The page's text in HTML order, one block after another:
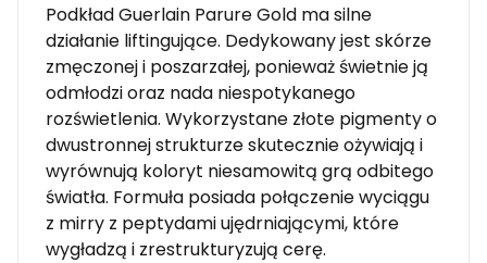
Podkład Guerlain Parure Gold ma silne
działanie liftingujące. Dedykowany jest skórze
zmęczonej i poszarzałej, ponieważ świetnie ją
odmłodzi oraz nada niespotykanego
rozświetlenia. Wykorzystane złote pigmenty o
dwustronnej strukturze skutecznie ożywiają i
wyrównują koloryt niesamowitą grą odbitego
światła. Formuła posiada połączenie wyciągu
z mirry z peptydami ujędrniającymi, które
wygładzą i zrestrukturyzują cerę.